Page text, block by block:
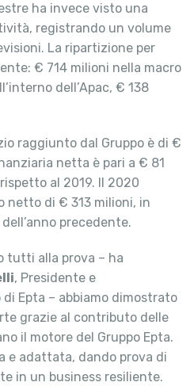
ha invece visto una
registrando un volume
La ripartizione per
€ 714 milioni nella macro
dell’Apac, € 138
raggiunto dal Gruppo è di €
netta è pari a € 81
al 2019. Il 2020
netto di € 313 milioni, in
precedente.
tutti alla prova – ha
, Presidente e
Epta – abbiamo dimostrato
grazie al contributo delle
il motore del Gruppo Epta.
e adattata, dando prova di
in un business resiliente.